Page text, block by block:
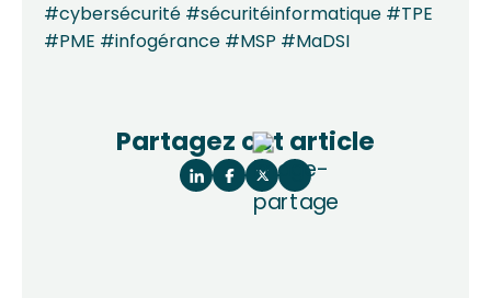
#cybersécurité #sécuritéinformatique #TPE
#PME #infogérance #MSP #MaDSI
Partagez cet article